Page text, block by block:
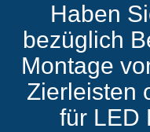
Haben
bezüglich
Montage
Zierleisten
für LED